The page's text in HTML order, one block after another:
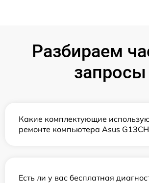
Разбираем
запросы
Какие комплектующие
ремонте компьютера Asus
Есть ли у вас бесплатная